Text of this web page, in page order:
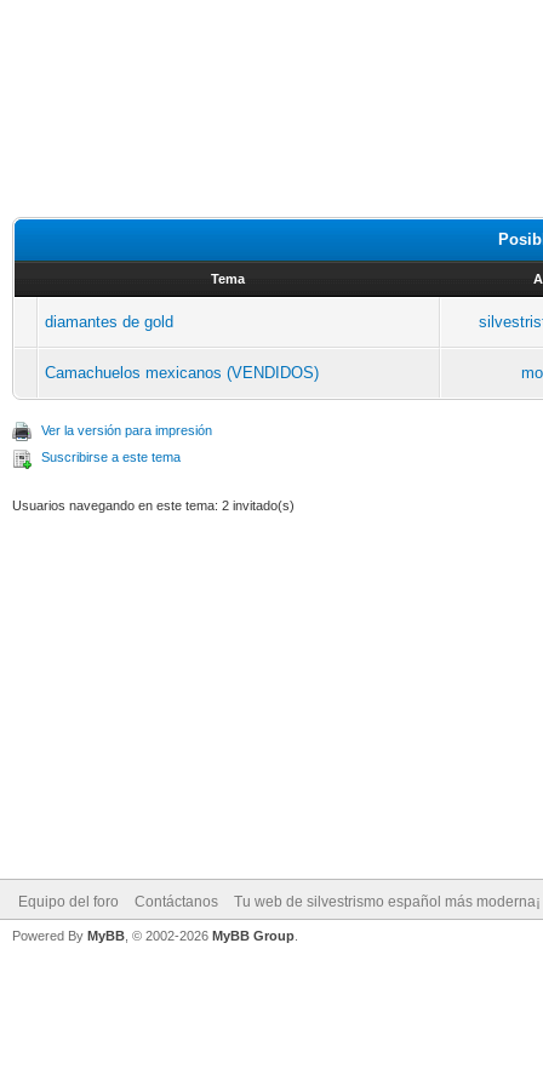
Tema
diamantes de gold
Camachuelos mexicanos (VENDIDOS)
Ver la versión para impresión
Suscribirse a este tema
Usuarios navegando en este tema: 2 invitado(s)
Equipo del foro Contáctanos Tu web de silvestrismo español más moderna¡
Powered By MyBB , © 2002-2026 MyBB Group